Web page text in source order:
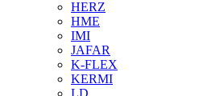
HERZ
HME
IMI
JAFAR
K-FLEX
KERMI
LD